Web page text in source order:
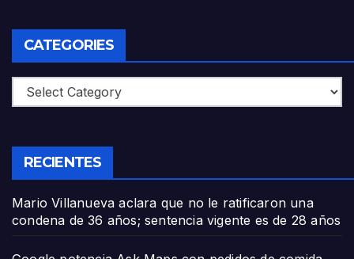
CATEGORIES
Categories
RECIENTES
Mario Villanueva aclara que no le ratificaron una
condena de 36 años; sentencia vigente es de 28 años